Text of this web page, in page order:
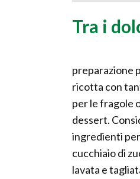
Tra i
preparazione
ricotta con
per le fragole
dessert.
ingredienti
cucchiaio di
lavata e